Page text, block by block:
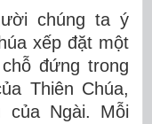
chúng ta ý
xếp đặt một
đứng trong
Thiên Chúa,
của Ngài. Mỗi